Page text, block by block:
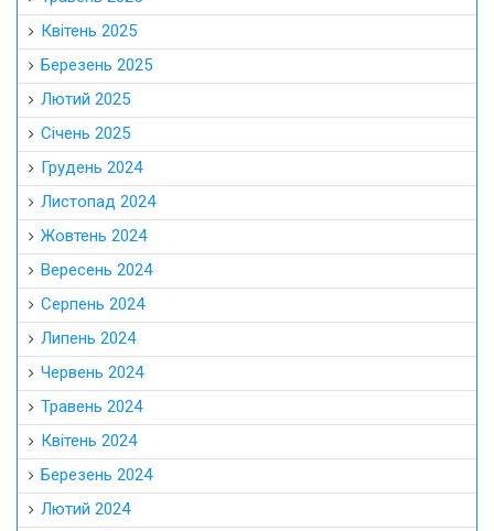
Квітень 2025
Березень 2025
Лютий 2025
Січень 2025
Грудень 2024
Листопад 2024
Жовтень 2024
Вересень 2024
Серпень 2024
Липень 2024
Червень 2024
Травень 2024
Квітень 2024
Березень 2024
Лютий 2024